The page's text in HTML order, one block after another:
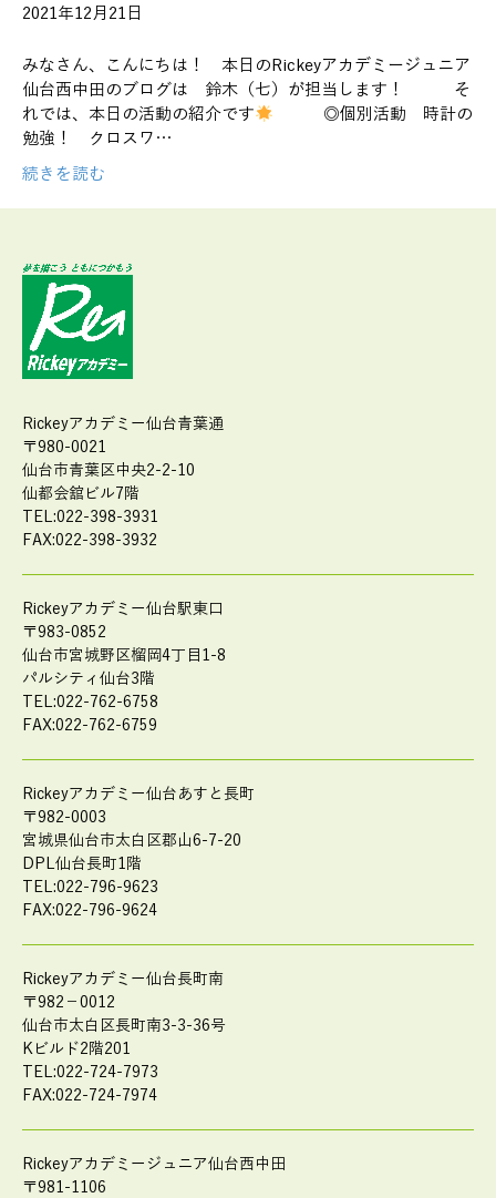
2021年12月21日
みなさん、こんにちは！ 本日のRickeyアカデミージュニア
仙台西中田のブログは 鈴木（七）が担当します！ そ
れでは、本日の活動の紹介です
◎個別活動 時計の
勉強！ クロスワ…
続きを読む
Rickeyアカデミー仙台青葉通
〒980-0021
仙台市青葉区中央2-2-10
仙都会舘ビル7階
TEL:022-398-3931
FAX:022-398-3932
Rickeyアカデミー仙台駅東口
〒983-0852
仙台市宮城野区榴岡4丁目1-8
パルシティ仙台3階
TEL:022-762-6758
FAX:022-762-6759
Rickeyアカデミー仙台あすと長町
〒982-0003
宮城県仙台市太白区郡山6-7-20
DPL仙台長町1階
TEL:022-796-9623
FAX:022-796-9624
Rickeyアカデミー仙台長町南
〒982－0012
仙台市太白区長町南3-3-36号
Kビルド2階201
TEL:022-724-7973
FAX:022-724-7974
Rickeyアカデミージュニア仙台西中田
〒981-1106